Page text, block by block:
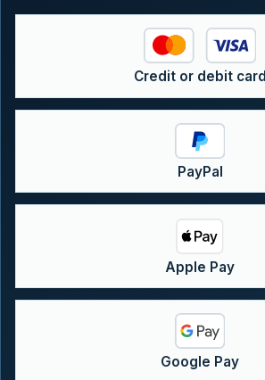
Credit or debit card
PayPal
Apple Pay
Google Pay